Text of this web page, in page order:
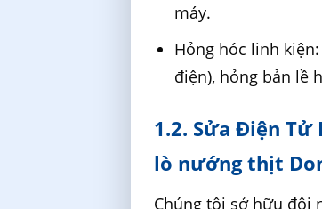
máy.
Hỏng hóc linh
điện), hỏng bản lề
1.2. Sửa Điện
lò nướng thịt
Chúng tôi sở hữu đội